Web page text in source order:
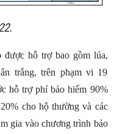
được hỗ trợ bao gồm lúa,
trắng, trên phạm vi 19
hỗ trợ phí bảo hiểm 90%
cho hộ thường và các
gia vào chương trình bảo